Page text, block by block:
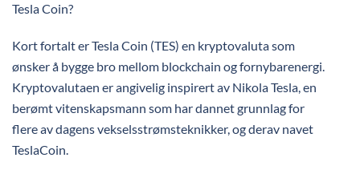
Tesla Coin?
Kort fortalt er Tesla Coin (TES) en kryptovaluta som
ønsker å bygge bro mellom blockchain og fornybarenergi.
Kryptovalutaen er angivelig inspirert av Nikola Tesla, en
berømt vitenskapsmann som har dannet grunnlag for
flere av dagens vekselsstrømsteknikker, og derav navet
TeslaCoin.